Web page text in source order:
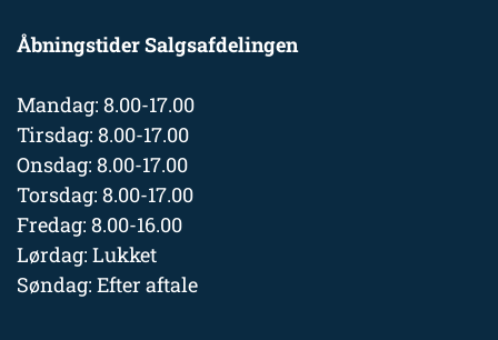
Åbningstider Salgsafdelingen
Mandag: 8.00-17.00
Tirsdag: 8.00-17.00
Onsdag: 8.00-17.00
Torsdag: 8.00-17.00
Fredag: 8.00-16.00
Lørdag: Lukket
Søndag: Efter aftale